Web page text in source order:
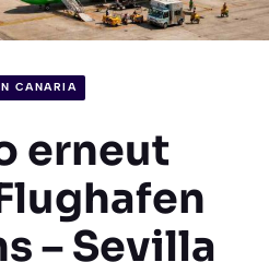
CANARIA
erneut
– Sevilla